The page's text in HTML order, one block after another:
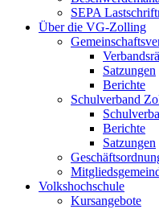
SEPA
Über die VG-Zolling
Satzungen
Berichte
Schulverband
Berichte
Satzungen
Volkshochschule
Kursangebote